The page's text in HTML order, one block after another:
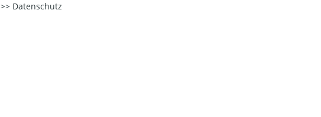
Datenschutz